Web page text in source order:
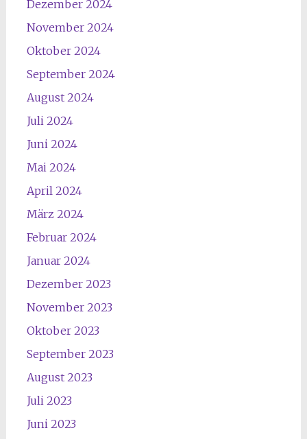
Dezember 2024
November 2024
Oktober 2024
September 2024
August 2024
Juli 2024
Juni 2024
Mai 2024
April 2024
März 2024
Februar 2024
Januar 2024
Dezember 2023
November 2023
Oktober 2023
September 2023
August 2023
Juli 2023
Juni 2023